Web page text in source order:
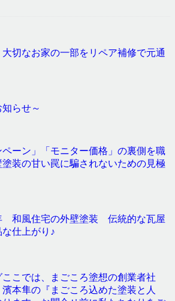
切なお家の一部をリペア補修で元通
らせ～
ペーン」「モニター価格」の裏側を職
塗装の甘い罠に騙されないための見極
和風住宅の外壁塗装 伝統的な瓦屋
仕上がり♪
ここでは、まごころ塗想の創業者社
本隼の『まごころ込めた塗装と人